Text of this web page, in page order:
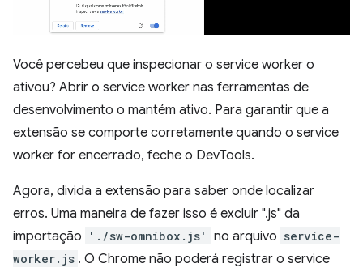
Você percebeu que inspecionar o service worker o
ativou? Abrir o service worker nas ferramentas de
desenvolvimento o mantém ativo. Para garantir que a
extensão se comporte corretamente quando o service
worker for encerrado, feche o DevTools.
Agora, divida a extensão para saber onde localizar
erros. Uma maneira de fazer isso é excluir ".js" da
importação
'./sw-omnibox.js' no arquivo service-
worker.js . O Chrome não poderá registrar o service